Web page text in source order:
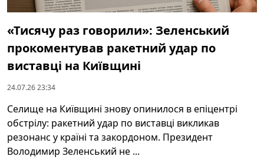
«Тисячу раз говорили»: Зеленський
прокоментував ракетний удар по
виставці на Київщині
24.07.26 23:34
Селище на Київщині знову опинилося в епіцентрі
обстрілу: ракетний удар по виставці викликав
резонанс у країні та закордоном. Президент
Володимир Зеленський не ...